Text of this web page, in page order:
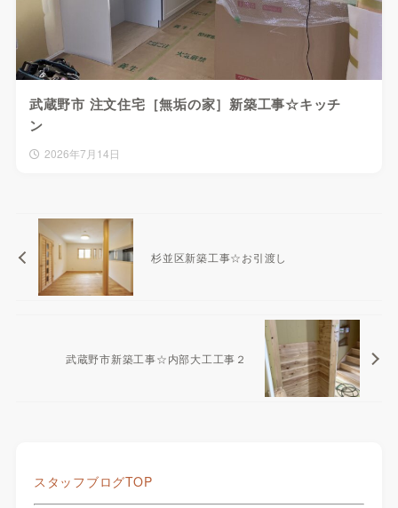
武蔵野市 注文住宅［無垢の家］新築工事☆キッチ
ン
2026年7月14日
杉並区新築工事☆お引渡し
武蔵野市新築工事☆内部大工工事２
スタッフブログTOP